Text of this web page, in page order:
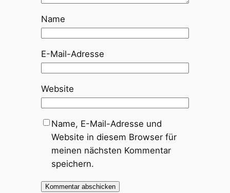
Name
E-Mail-Adresse
Website
Name, E-Mail-Adresse und
Website in diesem Browser für
meinen nächsten Kommentar
speichern.